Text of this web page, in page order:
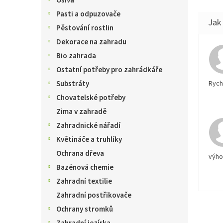
Pasti a odpuzovače
Pěstování rostlin
Dekorace na zahradu
Bio zahrada
Ostatní potřeby pro zahrádkáře
Substráty
Chovatelské potřeby
Zima v zahradě
Zahradnické nářadí
Květináče a truhlíky
Ochrana dřeva
Bazénová chemie
Zahradní textilie
Zahradní postřikovače
Ochrany stromků